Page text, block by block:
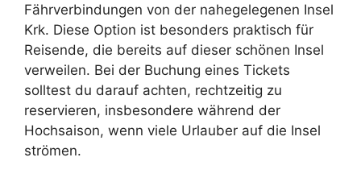
Fährverbindungen von der nahegelegenen Insel
Krk. Diese Option ist besonders praktisch für
Reisende, die bereits auf dieser schönen Insel
verweilen. Bei der Buchung eines Tickets
solltest du darauf achten, rechtzeitig zu
reservieren, insbesondere während der
Hochsaison, wenn viele Urlauber auf die Insel
strömen.